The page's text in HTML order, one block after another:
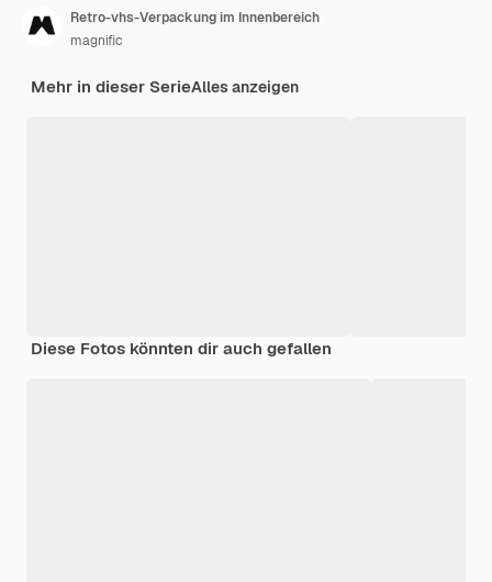
Retro-vhs-Verpackung im Innenbereich
magnific
Mehr in dieser SerieAlles anzeigen
Diese Fotos könnten dir auch gefallen